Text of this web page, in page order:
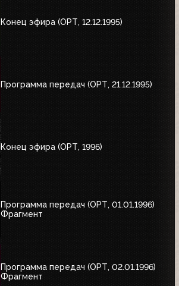
Конец эфира (ОРТ, 12.12.1995)
Программа передач (ОРТ, 21.12.1995)
Конец эфира (ОРТ, 1996)
Программа передач (ОРТ, 01.01.1996)
Фрагмент
Программа передач (ОРТ, 02.01.1996)
Фрагмент